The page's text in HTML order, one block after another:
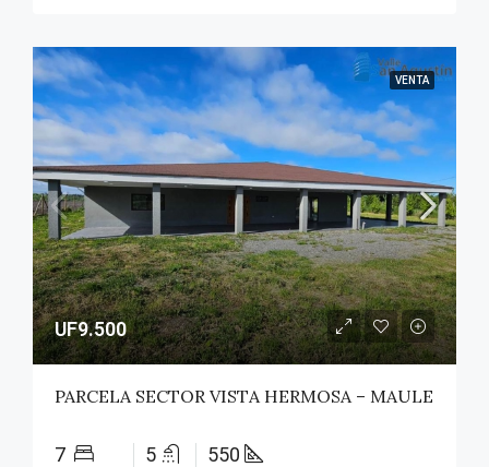
VENTA
UF9.500
PARCELA SECTOR VISTA HERMOSA – MAULE
7 5 550